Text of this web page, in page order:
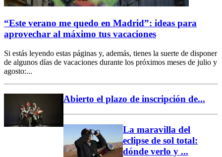
“Este verano me quedo en Madrid”: ideas para
aprovechar al máximo tus vacaciones
Si estás leyendo estas páginas y, además, tienes la suerte de disponer
de algunos días de vacaciones durante los próximos meses de julio y
agosto:...
Abierto el plazo de inscripción de...
La maravilla del
eclipse de sol total:
dónde verlo y ...